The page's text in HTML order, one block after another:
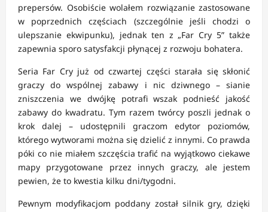
prepersów. Osobiście wolałem rozwiązanie zastosowane
w poprzednich częściach (szczególnie jeśli chodzi o
ulepszanie ekwipunku), jednak ten z „Far Cry 5” także
zapewnia sporo satysfakcji płynącej z rozwoju bohatera.
Seria Far Cry już od czwartej części starała się skłonić
graczy do wspólnej zabawy i nic dziwnego – sianie
zniszczenia we dwójkę potrafi wszak podnieść jakość
zabawy do kwadratu. Tym razem twórcy poszli jednak o
krok dalej – udostępnili graczom edytor poziomów,
którego wytworami można się dzielić z innymi. Co prawda
póki co nie miałem szczęścia trafić na wyjątkowo ciekawe
mapy przygotowane przez innych graczy, ale jestem
pewien, że to kwestia kilku dni/tygodni.
Pewnym modyfikacjom poddany został silnik gry, dzięki